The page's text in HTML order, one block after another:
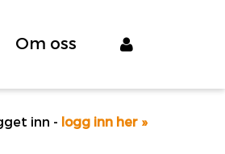
Om oss
inn - logg inn her »